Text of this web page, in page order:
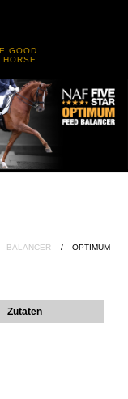
GOOD
HORSE
BALANCER OPTIMUM
Zutaten